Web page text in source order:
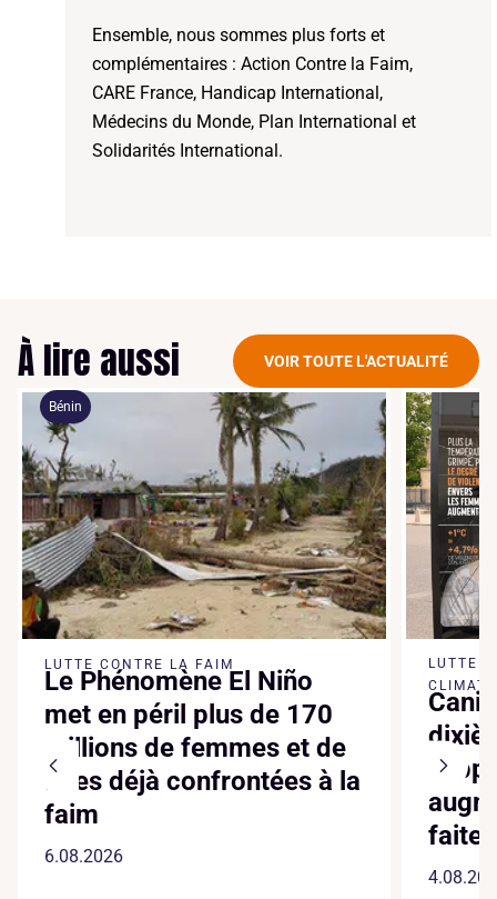
Ensemble, nous sommes plus forts et
complémentaires : Action Contre la Faim,
CARE France, Handicap International,
Médecins du Monde, Plan International et
Solidarités International.
À lire aussi VOIR TOUTE L'ACTUALITÉ
Bénin
LUTTE CONTRE LA FAIM
Le Phénomène El Niño
met en péril plus de 170
millions de femmes et de
filles déjà confrontées à la
faim
6.08.2026
LUTTE